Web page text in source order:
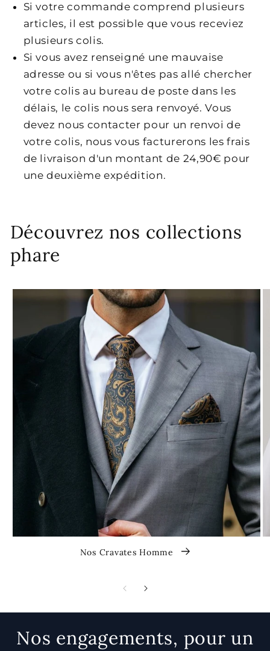
Si votre commande comprend plusieurs
articles, il est possible que vous receviez
plusieurs colis.
Si vous avez renseigné une mauvaise
adresse ou si vous n'êtes pas allé chercher
votre colis au bureau de poste dans les
délais, le colis nous sera renvoyé. Vous
devez nous contacter pour un renvoi de
votre colis, nous vous facturerons les frais
de livraison d'un montant de 24,90€ pour
une deuxième expédition.
Découvrez nos collections
phare
Nos Cravates Homme
Nos engagements, pour un